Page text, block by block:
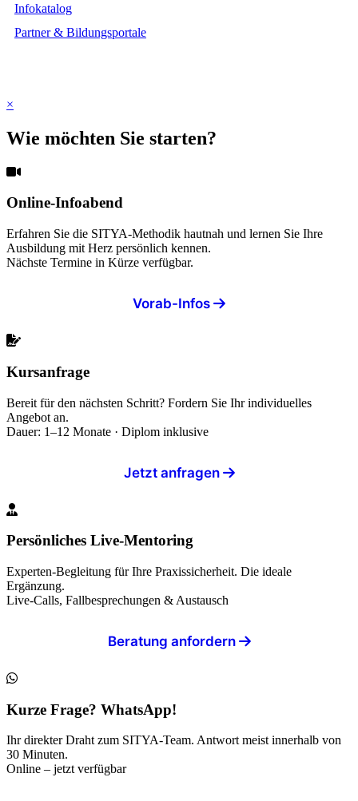
Infokatalog
Partner & Bildungsportale
×
Wie möchten Sie starten?
Online-Infoabend
Erfahren Sie die SITYA-Methodik hautnah und lernen Sie Ihre
Ausbildung mit Herz persönlich kennen.
Nächste Termine in Kürze verfügbar.
Vorab-Infos
Kursanfrage
Bereit für den nächsten Schritt? Fordern Sie Ihr individuelles
Angebot an.
Dauer: 1–12 Monate · Diplom inklusive
Jetzt anfragen
Persönliches Live-Mentoring
Experten-Begleitung für Ihre Praxissicherheit. Die ideale
Ergänzung.
Live-Calls, Fallbesprechungen & Austausch
Beratung anfordern
Kurze Frage? WhatsApp!
Ihr direkter Draht zum SITYA-Team. Antwort meist innerhalb von
30 Minuten.
Online – jetzt verfügbar